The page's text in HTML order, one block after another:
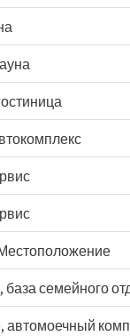
база семейного
автомоечный